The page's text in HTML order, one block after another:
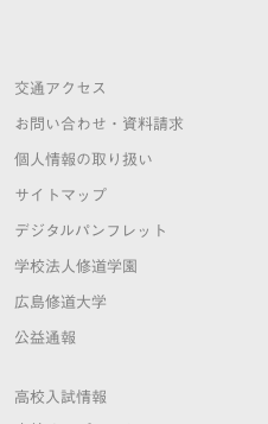
交通アクセス
お問い合わせ・資料請求
個人情報の取り扱い
サイトマップ
デジタルパンフレット
学校法人修道学園
広島修道大学
公益通報
高校入試情報